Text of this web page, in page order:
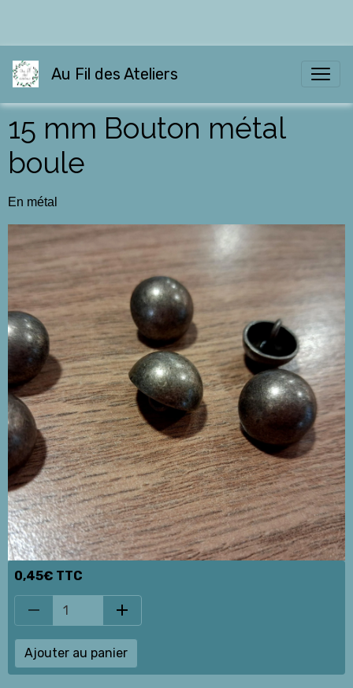
Au Fil des Ateliers
15 mm Bouton métal
boule
En métal
0,45€ TTC
Ajouter au panier